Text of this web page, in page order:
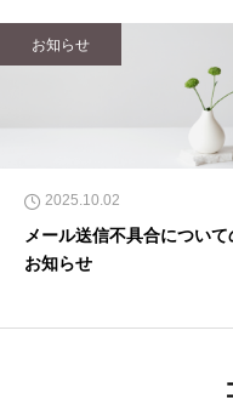
お知らせ
2025.10.02
メール送信不具合について
お知らせ